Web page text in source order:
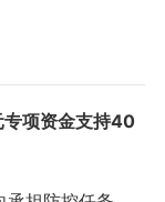
专项资金支持40